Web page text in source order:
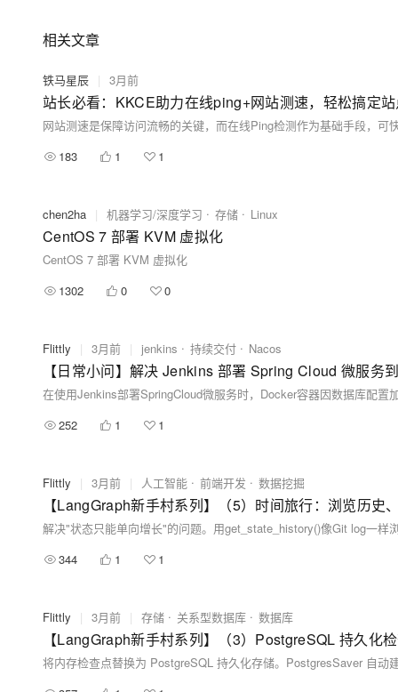
相关文章
铁马星辰 | 3月前
站长必看：KKCE助力在线ping+网站测速，轻松搞定
183 1 1
chen2ha | 机器学习/深度学习 存储 Linux
CentOS 7 部署 KVM 虚拟化
CentOS 7 部署 KVM 虚拟化
1302
0 0
Flittly | 3月前 | jenkins 持续交付 Nacos
【日常小问】解决 Jenkins 部署 Spring Cloud 微服务
在使用Jenkins部署SpringCloud微服务时，Docker容器因数据库配置
252
1 1
Flittly | 3月前 | 人工智能 前端开发 数据挖掘
【LangGraph新手村系列】（5）时间旅行：浏览历史
344 1 1
Flittly | 3月前 | 存储 关系型数据库 数据库
【LangGraph新手村系列】（3）PostgreSQL 持久化